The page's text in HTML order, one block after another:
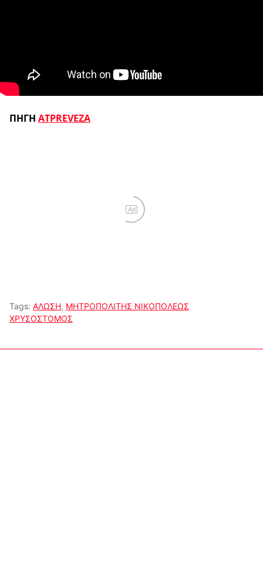
ΠΗΓΗ ATPREVEZA
Ad
Tags: ΑΛΩΣΗ, ΜΗΤΡΟΠΟΛΙΤΗΣ ΝΙΚΟΠΟΛΕΩΣ
ΧΡΥΣΟΣΤΟΜΟΣ